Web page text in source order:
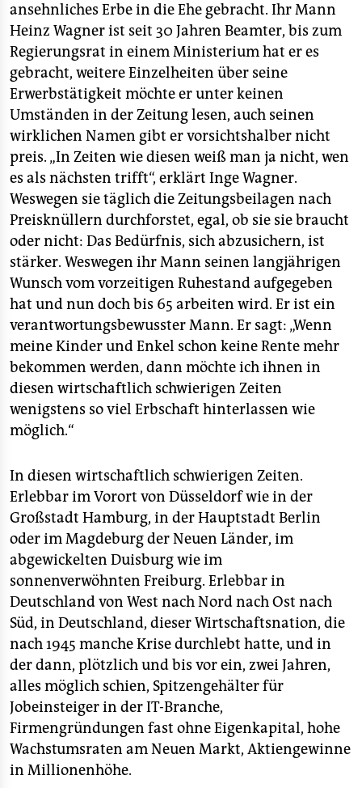
ansehnliches Erbe in die Ehe gebracht. Ihr Mann
Heinz Wagner ist seit 30 Jahren Beamter, bis zum
Regierungsrat in einem Ministerium hat er es
gebracht, weitere Einzelheiten über seine
Erwerbstätigkeit möchte er unter keinen
Umständen in der Zeitung lesen, auch seinen
wirklichen Namen gibt er vorsichtshalber nicht
preis. „In Zeiten wie diesen weiß man ja nicht, wen
es als nächsten trifft“, erklärt Inge Wagner.
Weswegen sie täglich die Zeitungsbeilagen nach
Preisknüllern durchforstet, egal, ob sie sie braucht
oder nicht: Das Bedürfnis, sich abzusichern, ist
stärker. Weswegen ihr Mann seinen langjährigen
Wunsch vom vorzeitigen Ruhestand aufgegeben
hat und nun doch bis 65 arbeiten wird. Er ist ein
verantwortungsbewusster Mann. Er sagt: „Wenn
meine Kinder und Enkel schon keine Rente mehr
bekommen werden, dann möchte ich ihnen in
diesen wirtschaftlich schwierigen Zeiten
wenigstens so viel Erbschaft hinterlassen wie
möglich.“
In diesen wirtschaftlich schwierigen Zeiten.
Erlebbar im Vorort von Düsseldorf wie in der
Großstadt Hamburg, in der Hauptstadt Berlin
oder im Magdeburg der Neuen Länder, im
abgewickelten Duisburg wie im
sonnenverwöhnten Freiburg. Erlebbar in
Deutschland von West nach Nord nach Ost nach
Süd, in Deutschland, dieser Wirtschaftsnation, die
nach 1945 manche Krise durchlebt hatte, und in
der dann, plötzlich und bis vor ein, zwei Jahren,
alles möglich schien, Spitzengehälter für
Jobeinsteiger in der IT-Branche,
Firmengründungen fast ohne Eigenkapital, hohe
Wachstumsraten am Neuen Markt, Aktiengewinne
in Millionenhöhe.